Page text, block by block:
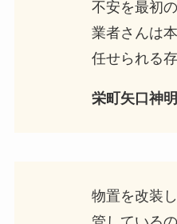
不安を最初
業者さんは
任せられる存
栄町矢口神
物置を改装